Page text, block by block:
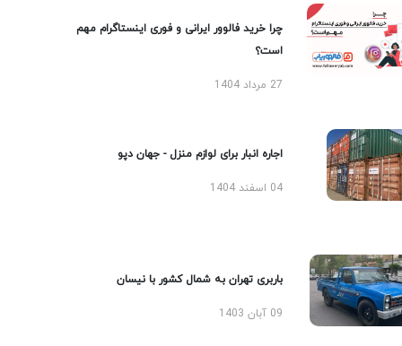
چرا خرید فالوور ایرانی و فوری اینستاگرام مهم
است؟
27 مرداد 1404
اجاره انبار برای لوازم منزل - جهان دپو
04 اسفند 1404
باربری تهران به شمال کشور با نیسان
09 آبان 1403